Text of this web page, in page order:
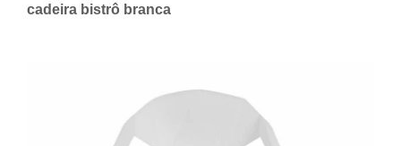
cadeira bistrô branca